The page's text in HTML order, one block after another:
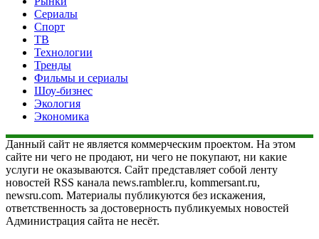
Сериалы
Спорт
ТВ
Технологии
Тренды
Фильмы и сериалы
Шоу-бизнес
Экология
Экономика
Данный сайт не является коммерческим проектом. На этом
сайте ни чего не продают, ни чего не покупают, ни какие
услуги не оказываются. Сайт представляет собой ленту
новостей RSS канала news.rambler.ru, kommersant.ru,
newsru.com. Материалы публикуются без искажения,
ответственность за достоверность публикуемых новостей
Администрация сайта не несёт.